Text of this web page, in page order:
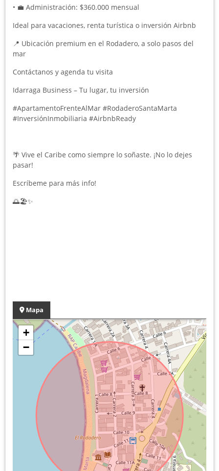
• 💼 Administración: $360.000 mensual
Ideal para vacaciones, renta turística o inversión Airbnb
📍 Ubicación premium en el Rodadero, a solo pasos del
mar
Contáctanos y agenda tu visita
Idarraga Business – Tu lugar, tu inversión
#ApartamentoFrenteAlMar #RodaderoSantaMarta
#InversiónInmobiliaria #AirbnbReady
🌴 Vive el Caribe como siempre lo soñaste. ¡No lo dejes
pasar!
Escríbeme para más info!
🌅🏖️✨
Mapa
+
−